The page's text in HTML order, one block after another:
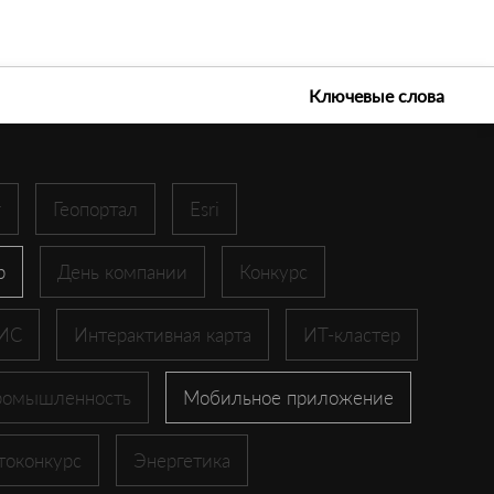
Ключевые слова
Геопортал Esri
День компании Конкурс
Интерактивная карта ИТ-кластер
Мобильное приложение
Энергетика